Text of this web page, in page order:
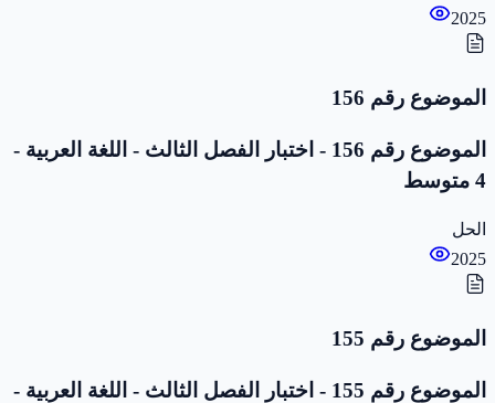
2025
الموضوع رقم 156
الموضوع رقم 156 - اختبار الفصل الثالث - اللغة العربية -
4 متوسط
الحل
2025
الموضوع رقم 155
الموضوع رقم 155 - اختبار الفصل الثالث - اللغة العربية -